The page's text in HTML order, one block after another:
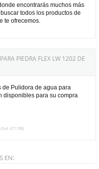
encontrarás muchos más
todos los productos de
te ofrecemos.
PIEDRA FLEX LW 1202 DE
de Pulidora de agua para
disponibles para su compra
(Ref. 477.788)
EN: